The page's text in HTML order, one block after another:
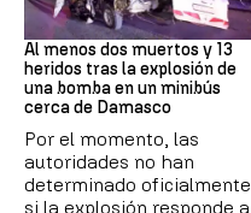
SIRIA
Al menos dos muertos y 13
heridos tras la explosión de
una bomba en un minibús
cerca de Damasco
Por el momento, las
autoridades no han
determinado oficialmente
si la explosión responde a